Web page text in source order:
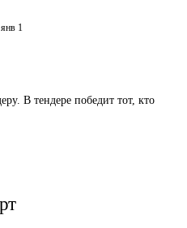
1
В тендере победит тот, кто